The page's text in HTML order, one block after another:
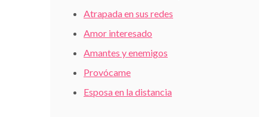
Atrapada en sus redes
Amor interesado
Amantes y enemigos
Provócame
Esposa en la distancia